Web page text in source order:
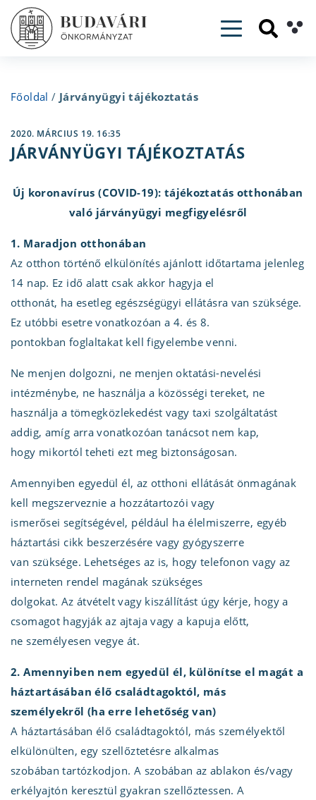
Toggle
Főoldal / Járványügyi tájékoztatás
2020. MÁRCIUS 19. 16:35
JÁRVÁNYÜGYI TÁJÉKOZTATÁS
Új koronavírus (COVID-19): tájékoztatás otthonában
való járványügyi megfigyelésről
1. Maradjon otthonában
Az otthon történő elkülönítés ajánlott időtartama jelenleg
14 nap. Ez idő alatt csak akkor hagyja el
otthonát, ha esetleg egészségügyi ellátásra van szüksége.
Ez utóbbi esetre vonatkozóan a 4. és 8.
pontokban foglaltakat kell figyelembe venni.
Ne menjen dolgozni, ne menjen oktatási-nevelési
intézménybe, ne használja a közösségi tereket, ne
használja a tömegközlekedést vagy taxi szolgáltatást
addig, amíg arra vonatkozóan tanácsot nem kap,
hogy mikortól teheti ezt meg biztonságosan.
Amennyiben egyedül él, az otthoni ellátását önmagának
kell megszerveznie a hozzátartozói vagy
ismerősei segítségével, például ha élelmiszerre, egyéb
háztartási cikk beszerzésére vagy gyógyszerre
van szüksége. Lehetséges az is, hogy telefonon vagy az
interneten rendel magának szükséges
dolgokat. Az átvételt vagy kiszállítást úgy kérje, hogy a
csomagot hagyják az ajtaja vagy a kapuja előtt,
ne személyesen vegye át.
2. Amennyiben nem egyedül él, különítse el magát a
háztartásában élő családtagoktól, más
személyekről (ha erre lehetőség van)
A háztartásában élő családtagoktól, más személyektől
elkülönülten, egy szellőztetésre alkalmas
szobában tartózkodjon. A szobában az ablakon és/vagy
erkélyajtón keresztül gyakran szellőztessen. A